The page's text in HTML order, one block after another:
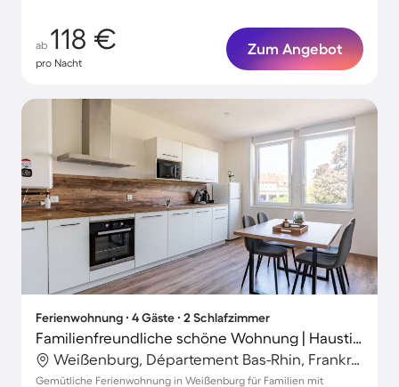
ab 118 €
pro Nacht
Zum Angebot
Ferienwohnung ∙ 4 Gäste ∙ 2 Schlafzimmer
Familienfreundliche schöne Wohnung | Haustiere erlaubt
Weißenburg, Département Bas-Rhin, Frankreich
Gemütliche Ferienwohnung in Weißenburg für Familien mit